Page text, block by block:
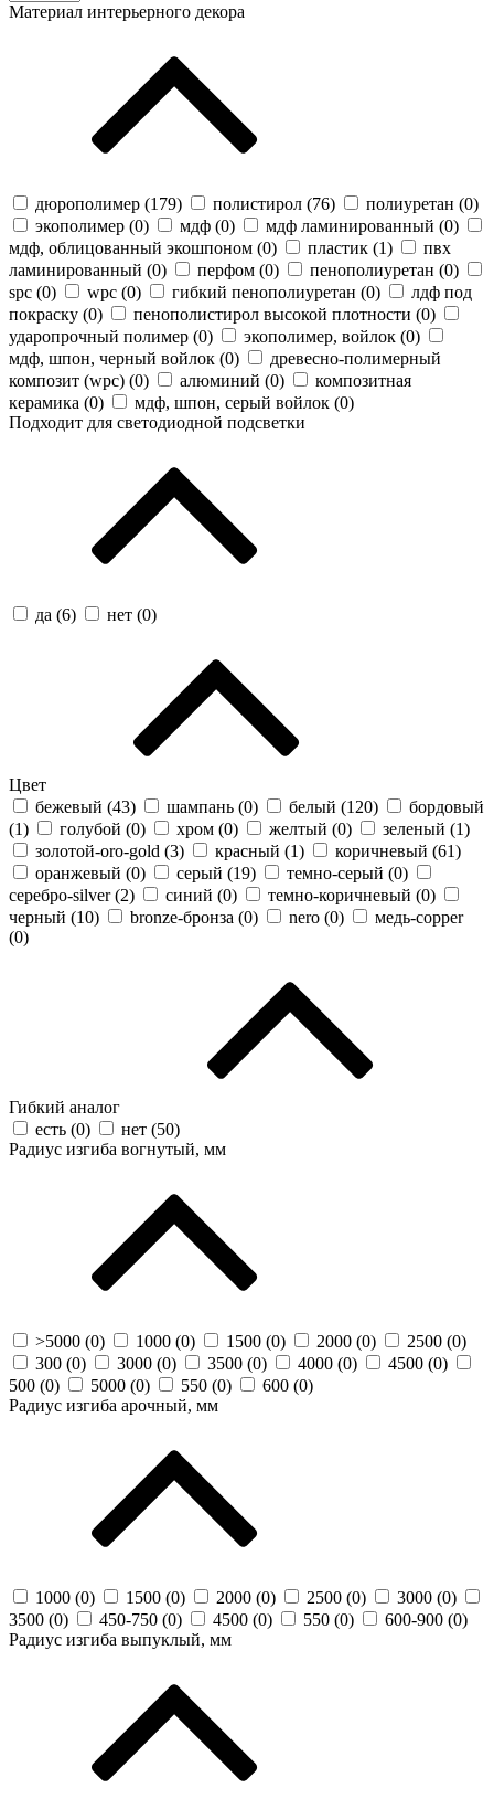
Материал интерьерного декора
дюрополимер (179) полистирол (76) полиуретан (0)
экополимер (0) мдф (0) мдф ламинированный (0)
мдф, облицованный экошпоном (0) пластик (1)
пвх
ламинированный (0) перфом (0) пенополиуретан (0)
spc (0) wpc (0) гибкий пенополиуретан (0)
лдф под
покраску (0) пенополистирол высокой плотности (0)
ударопрочный полимер (0) экополимер, войлок (0)
мдф, шпон, черный войлок (0)
древесно-полимерный
композит (wpc) (0) алюминий (0)
композитная
керамика (0) мдф, шпон, серый войлок (0)
Подходит для светодиодной подсветки
да (6) нет (0)
Цвет
бежевый (43) шампань (0) белый (120)
бордовый
(1) голубой (0) хром (0) желтый (0) зеленый (1)
золотой-oro-gold (3) красный (1) коричневый (61)
оранжевый (0) серый (19) темно-серый (0)
серебро-silver (2) синий (0) темно-коричневый (0)
черный (10) bronze-бронза (0) nero (0)
медь-copper
(0)
Гибкий аналог
есть (0) нет (50)
Радиус изгиба вогнутый, мм
>5000 (0) 1000 (0) 1500 (0) 2000 (0) 2500 (0)
300 (0) 3000 (0) 3500 (0) 4000 (0) 4500 (0)
500 (0) 5000 (0) 550 (0) 600 (0)
Радиус изгиба арочный, мм
1000 (0) 1500 (0) 2000 (0) 2500 (0) 3000 (0)
3500 (0) 450-750 (0) 4500 (0) 550 (0) 600-900 (0)
Радиус изгиба выпуклый, мм